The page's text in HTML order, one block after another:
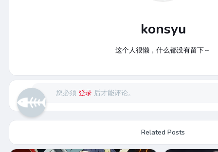
konsyu
这个人很懒，什么都没有留下～
您必须登录 后才能评论。
Related Posts